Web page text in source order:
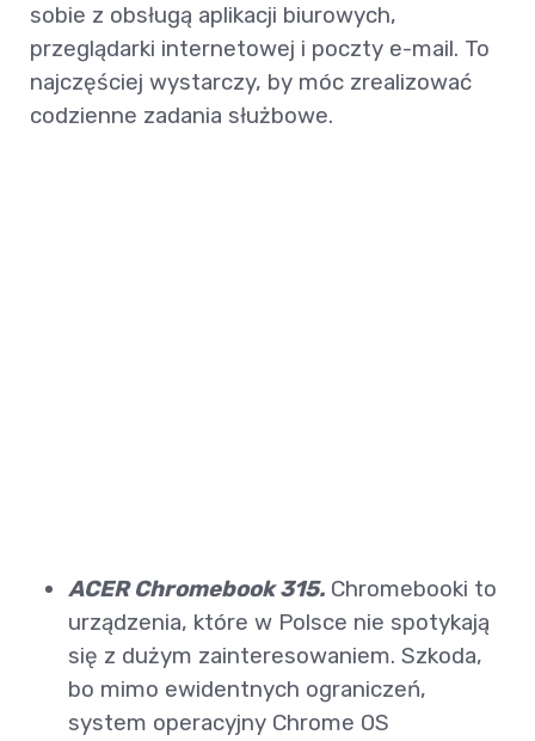
sobie z obsługą aplikacji biurowych,
przeglądarki internetowej i poczty e-mail. To
najczęściej wystarczy, by móc zrealizować
codzienne zadania służbowe.
ACER Chromebook 315. Chromebooki to
urządzenia, które w Polsce nie spotykają
się z dużym zainteresowaniem. Szkoda,
bo mimo ewidentnych ograniczeń,
system operacyjny Chrome OS